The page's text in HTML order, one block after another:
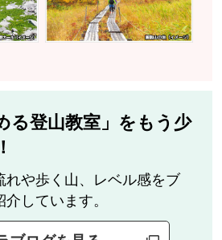
る登山教室」をもう少
れや歩く山、レベル感をブ
しています。